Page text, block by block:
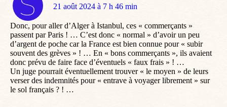
dit
21 août 2024 à 7 h 46 min
Donc, pour aller d’Alger à Istanbul, ces « commerçants »
passent par Paris ! … C’est donc « normal » d’avoir un peu
d’argent de poche car la France est bien connue pour « subir
souvent des grèves » ! … En « bons commerçants », ils avaient
donc prévu de faire face d’éventuels « faux frais » ! …
Un juge pourrait éventuellement trouver « le moyen » de leurs
verser des indemnités pour « entrave à voyager librement » sur
le sol français ? ! …